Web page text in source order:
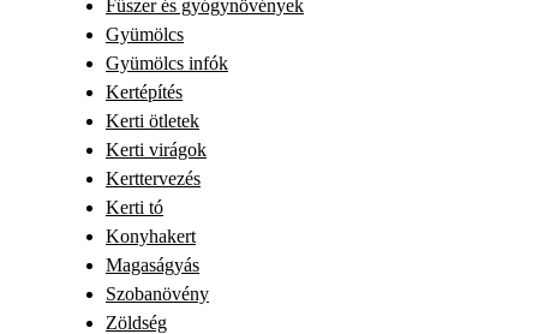
Fűszer és gyógynövények
Gyümölcs
Gyümölcs infók
Kertépítés
Kerti ötletek
Kerti virágok
Kerttervezés
Kerti tó
Konyhakert
Magaságyás
Szobanövény
Zöldség